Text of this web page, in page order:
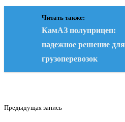
Читать также:
КамАЗ полуприцеп:
надежное решение для
грузоперевозок
Предыдущая запись